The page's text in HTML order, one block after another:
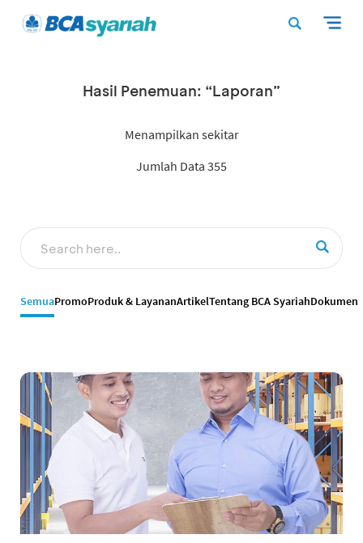
Hasil Penemuan: “Laporan”
Menampilkan sekitar
Jumlah Data 355
SemuaPromoProduk & LayananArtikelTentang BCA SyariahDokumen